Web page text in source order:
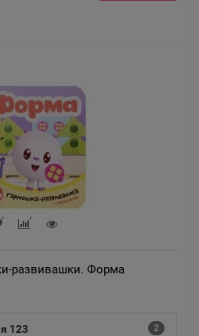
развивашки. Форма
123 2